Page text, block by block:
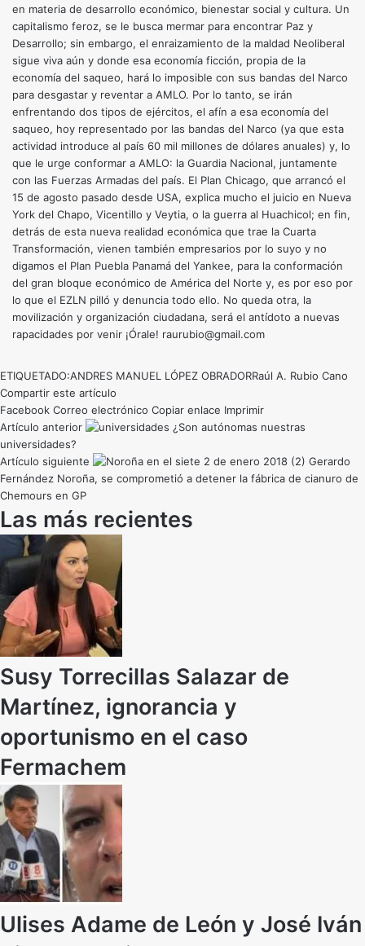
en materia de desarrollo económico, bienestar social y cultura. Un
capitalismo feroz, se le busca mermar para encontrar Paz y
Desarrollo; sin embargo, el enraizamiento de la maldad Neoliberal
sigue viva aún y donde esa economía ficción, propia de la
economía del saqueo, hará lo imposible con sus bandas del Narco
para desgastar y reventar a AMLO. Por lo tanto, se irán
enfrentando dos tipos de ejércitos, el afín a esa economía del
saqueo, hoy representado por las bandas del Narco (ya que esta
actividad introduce al país 60 mil millones de dólares anuales) y, lo
que le urge conformar a AMLO: la Guardia Nacional, juntamente
con las Fuerzas Armadas del país. El Plan Chicago, que arrancó el
15 de agosto pasado desde USA, explica mucho el juicio en Nueva
York del Chapo, Vicentillo y Veytia, o la guerra al Huachicol; en fin,
detrás de esta nueva realidad económica que trae la Cuarta
Transformación, vienen también empresarios por lo suyo y no
digamos el Plan Puebla Panamá del Yankee, para la conformación
del gran bloque económico de América del Norte y, es por eso por
lo que el EZLN pilló y denuncia todo ello. No queda otra, la
movilización y organización ciudadana, será el antídoto a nuevas
rapacidades por venir ¡Órale! raurubio@gmail.com
ETIQUETADO:ANDRES MANUEL LÓPEZ OBRADORRaúl A. Rubio Cano
Compartir este artículo
Facebook Correo electrónico Copiar enlace Imprimir
Artículo anterior
¿Son autónomas nuestras
universidades?
Artículo siguiente
Gerardo
Fernández Noroña, se comprometió a detener la fábrica de cianuro de
Chemours en GP
Las más recientes
Susy Torrecillas Salazar de
Martínez, ignorancia y
oportunismo en el caso
Fermachem
Ulises Adame de León y José Iván